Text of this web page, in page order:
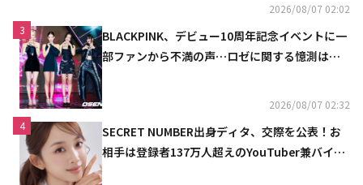
2026/08/07 02:02
3
BLACKPINK、デビュー10周年記念イベントに一
部ファンから不満の声…ロゼに関する憶測は否
2026/08/07 02:32
4
SECRET NUMBER出身ディタ、交際を公表！お
相手は登録者137万人超えのYouTuber兼バイオ